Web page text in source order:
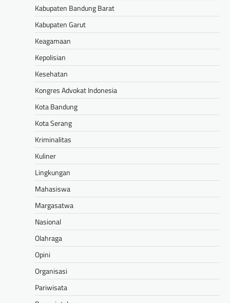
Kabupaten Bandung Barat
Kabupaten Garut
Keagamaan
Kepolisian
Kesehatan
Kongres Advokat Indonesia
Kota Bandung
Kota Serang
Kriminalitas
Kuliner
Lingkungan
Mahasiswa
Margasatwa
Nasional
Olahraga
Opini
Organisasi
Pariwisata